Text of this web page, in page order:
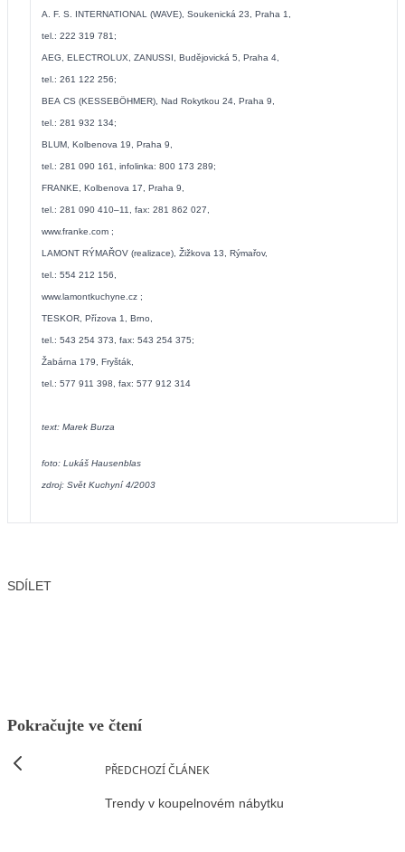
A. F. S. INTERNATIONAL (WAVE), Soukenická 23, Praha 1,
tel.: 222 319 781;
AEG, ELECTROLUX, ZANUSSI, Budějovická 5, Praha 4,
tel.: 261 122 256;
BEA CS (KESSEBÖHMER), Nad Rokytkou 24, Praha 9,
tel.: 281 932 134;
BLUM, Kolbenova 19, Praha 9,
tel.: 281 090 161, infolinka: 800 173 289;
FRANKE, Kolbenova 17, Praha 9,
tel.: 281 090 410–11, fax: 281 862 027,
www.franke.com ;
LAMONT RÝMAŘOV (realizace), Žižkova 13, Rýmařov,
tel.: 554 212 156,
www.lamontkuchyne.cz ;
TESKOR, Přízova 1, Brno,
tel.: 543 254 373, fax: 543 254 375;
Žabárna 179, Fryšták,
tel.: 577 911 398, fax: 577 912 314
text: Marek Burza
foto: Lukáš Hausenblas
zdroj: Svět Kuchyní 4/2003
SDÍLET
Pokračujte ve čtení
PŘEDCHOZÍ ČLÁNEK
Trendy v koupelnovém nábytku